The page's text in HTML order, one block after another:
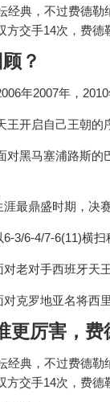
经典，不过费德
方交手14次，费
？
年2007年，
开启自己王朝的
黑马塞浦路斯的
最鼎盛时期，决
3/6-4/7-6(11)横
老对手西班牙天
克罗地亚名将西
更厉害，费
经典，不过费德
方交手14次，费